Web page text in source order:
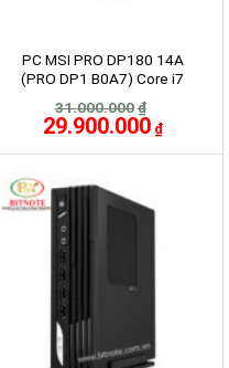
PC MSI PRO DP180 14A
(PRO DP1 B0A7) Core i7
D5/256GB/500w
31.000.000 ₫
Giá
gốc
29.900.000 ₫Giá
hiện